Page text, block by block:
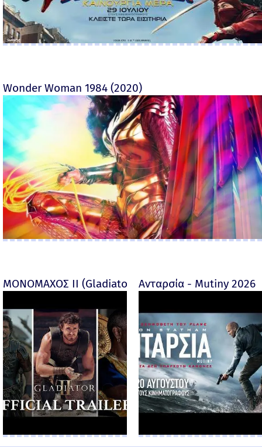
Wonder Woman 1984 (2020)
ΜΟΝΟΜΑΧΟΣ ΙΙ (Gladiator II) -Ανταρσία - Mutiny 2026